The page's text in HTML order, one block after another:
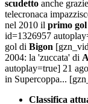
scudetto anche
telecronaca
nel 2010 il primo gol
id=1326957
gol di Bigon
2004: la 'zuccata' di
autoplay=true] 21
in Supercoppa...
Classifica